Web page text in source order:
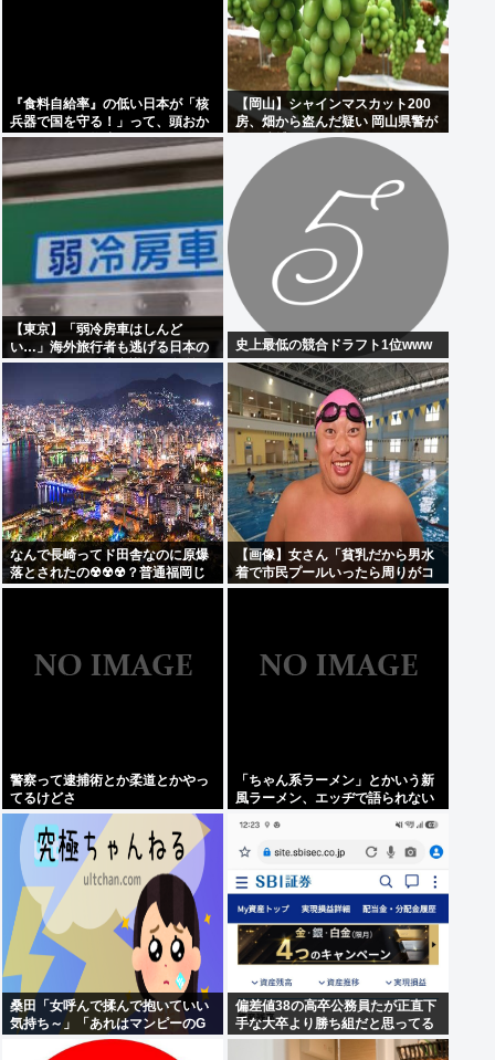
『食料自給率』の低い日本が「核
兵器で国を守る！」って、頭おか
しくね？食べ物止められたら終わ
りじゃん
【岡山】シャインマスカット200
房、畑から盗んだ疑い 岡山県警が
【東京】「弱冷房車はしんど
い…」海外旅行者も逃げる日本の
猛暑、だけど冷房意識は20年前の
史上最低の競合ドラフト1位www
なんで長崎ってド田舎なのに原爆
落とされたの☢☢☢？普通福岡じ
ゃないの？
【画像】女さん「貧乳だから男水
着で市民プールいったら周りがコ
ソコソしだしてやばいwww」5万
警察って逮捕術とか柔道とかやっ
てるけどさ
「ちゃん系ラーメン」とかいう新
風ラーメン、エッヂで語られない
桑田「女呼んで揉んで抱いていい
気持ち～」「あれはマンピーのG
スポット」これ女のファンはどう
偏差値38の高卒公務員たが正直下
手な大卒より勝ち組だと思ってる